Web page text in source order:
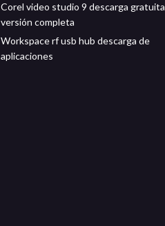
Corel video studio 9 descarga gratuita
versión completa
Workspace rf usb hub descarga de
aplicaciones